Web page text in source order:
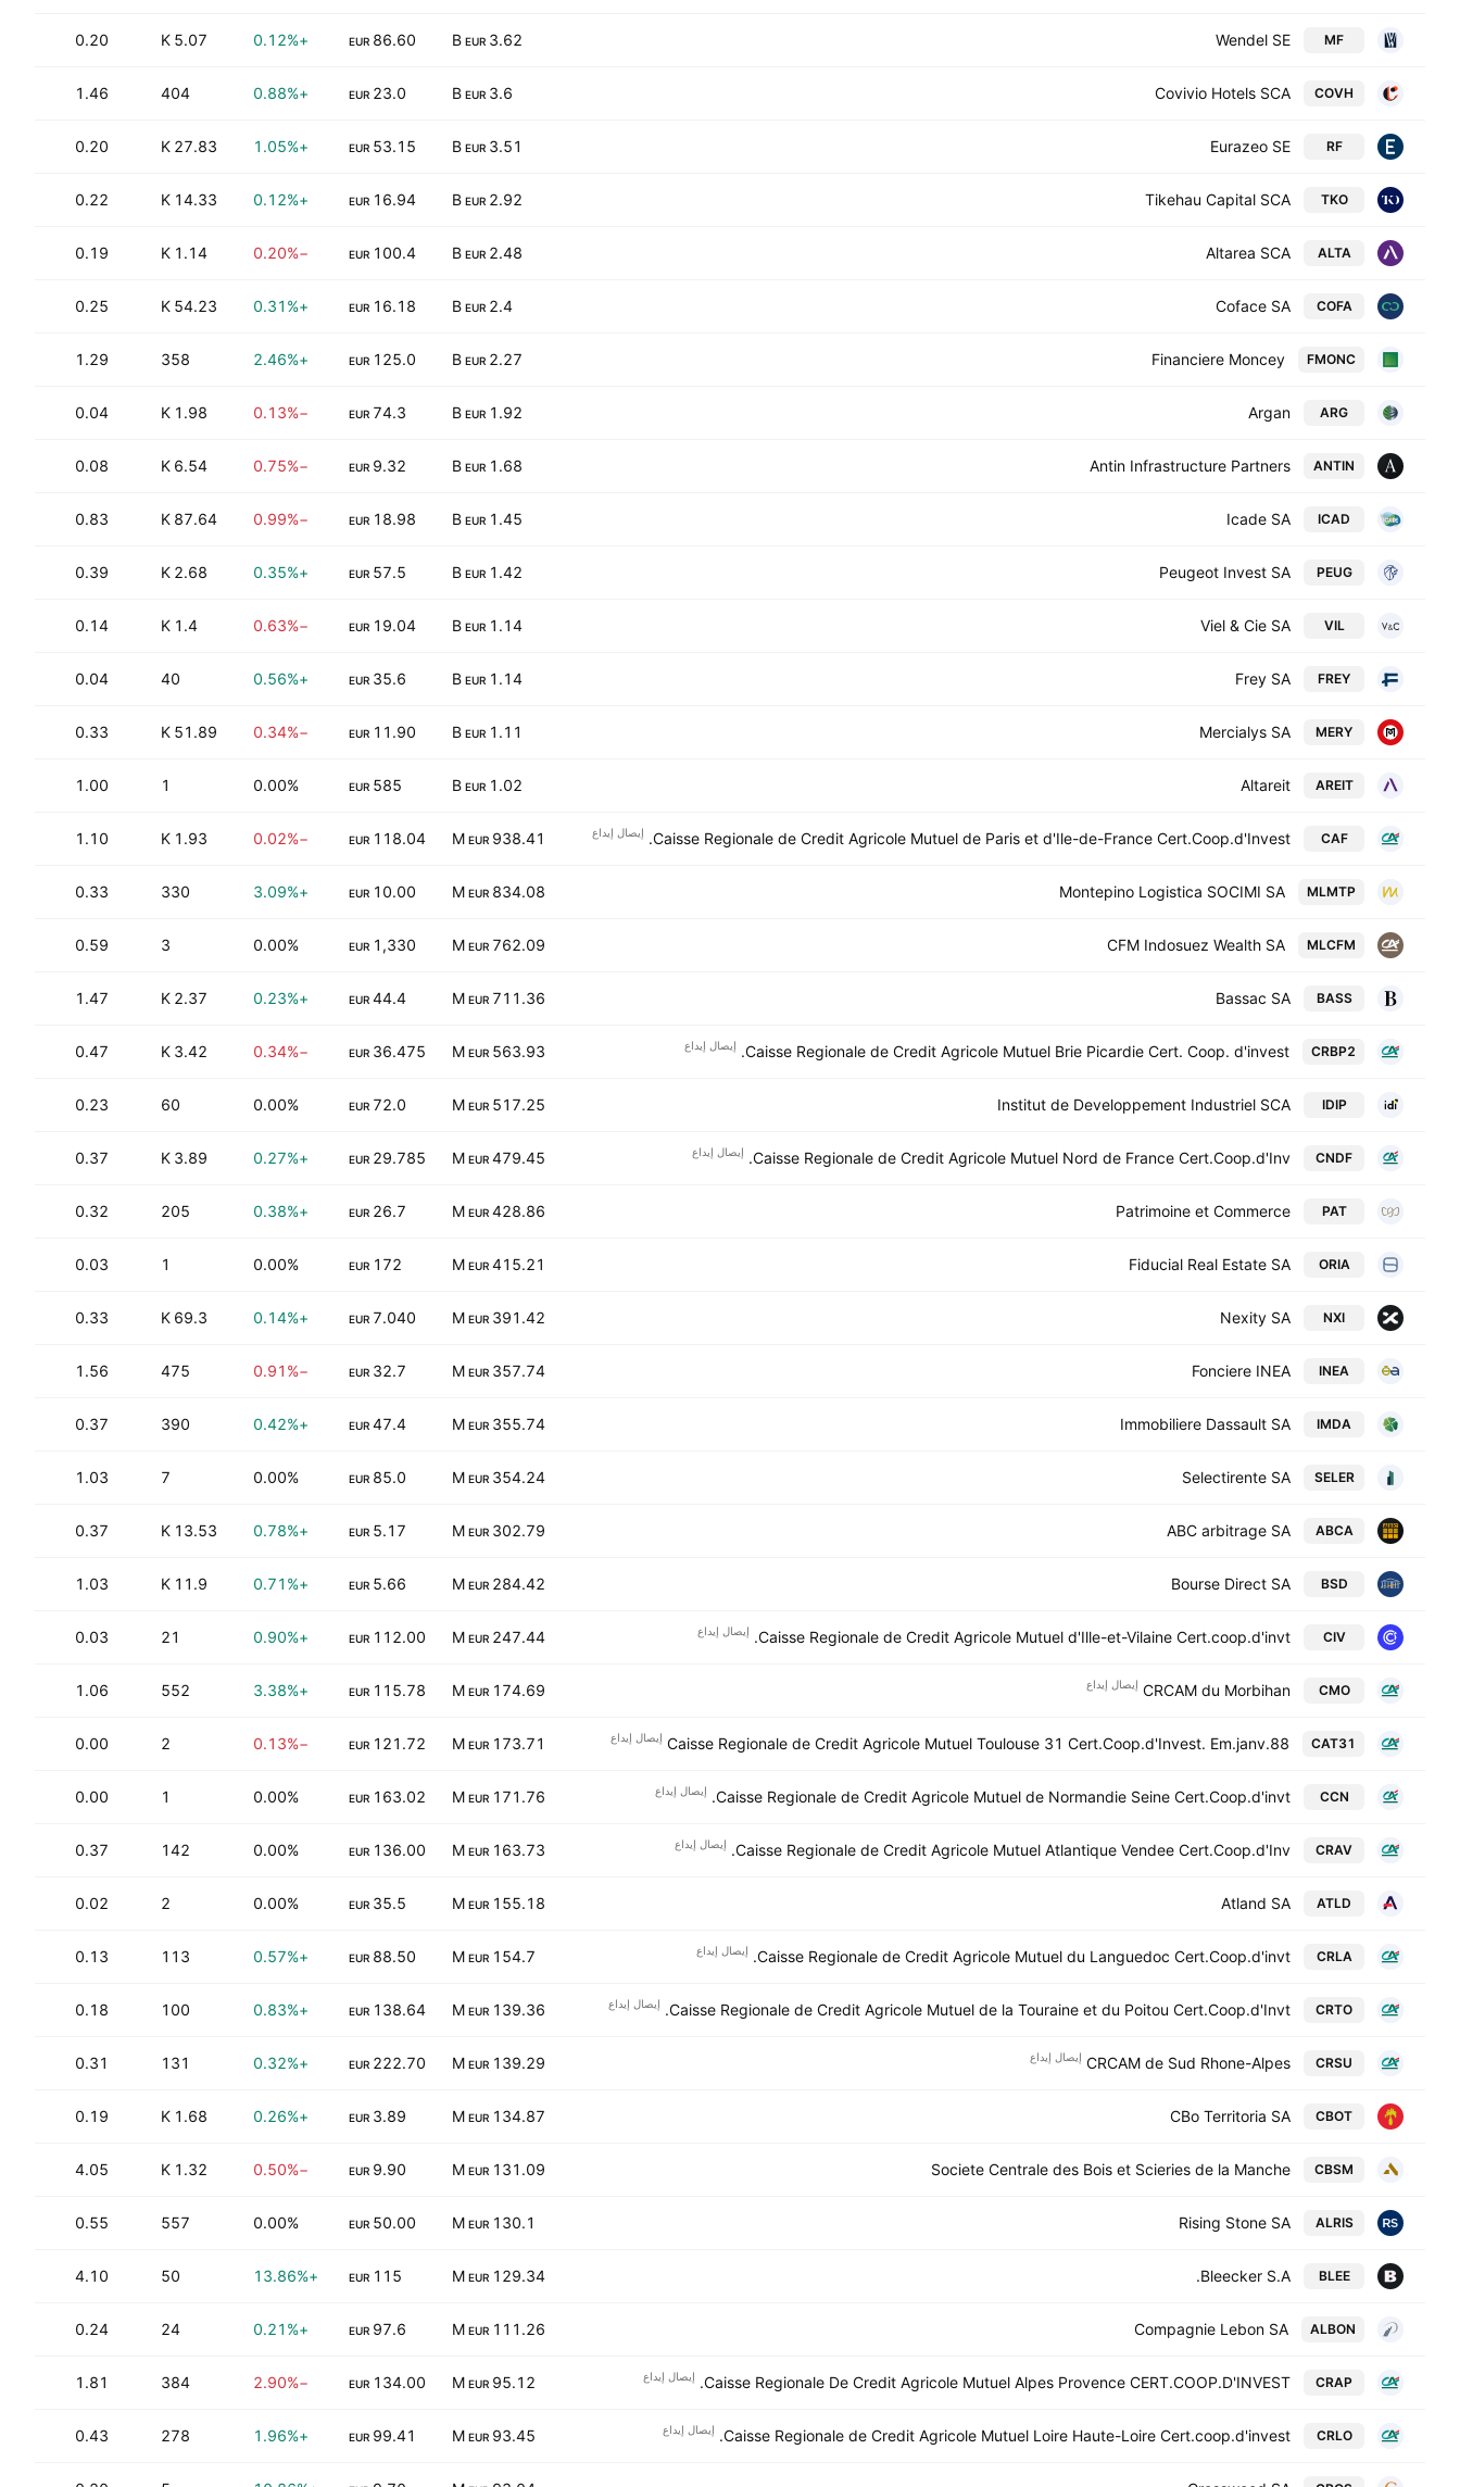
MF
Wendel SE
3.62 B
EUR
86.60
EUR
+0.12%
5.07 K
0.20
COVH
Covivio Hotels SCA
3.6 B
EUR
23.0
EUR
+0.88%
404
1.46
RF
Eurazeo SE
3.51 B
EUR
53.15
EUR
+1.05%
27.83 K
0.20
TKO
Tikehau Capital SCA
2.92 B
EUR
16.94
EUR
+0.12%
14.33 K
0.22
ALTA
Altarea SCA
2.48 B
EUR
100.4
EUR
−0.20%
1.14 K
0.19
COFA
Coface SA
2.4 B
EUR
16.18
EUR
+0.31%
54.23 K
0.25
FMONC
Financiere Moncey
2.27 B
EUR
125.0
EUR
+2.46%
358
1.29
ARG
Argan
1.92 B
EUR
74.3
EUR
−0.13%
1.98 K
0.04
ANTIN
Antin Infrastructure Partners
1.68 B
EUR
9.32
EUR
−0.75%
6.54 K
0.08
ICAD
Icade SA
1.45 B
EUR
18.98
EUR
−0.99%
87.64 K
0.83
PEUG
Peugeot Invest SA
1.42 B
EUR
57.5
EUR
+0.35%
2.68 K
0.39
VIL
Viel & Cie SA
1.14 B
EUR
19.04
EUR
−0.63%
1.4 K
0.14
FREY
Frey SA
1.14 B
EUR
35.6
EUR
+0.56%
40
0.04
MERY
Mercialys SA
1.11 B
EUR
11.90
EUR
−0.34%
51.89 K
0.33
AREIT
Altareit
1.02 B
EUR
585
EUR
0.00%
1
1.00
CAF
Caisse Regionale de Credit Agricole Mutuel de Paris et d'Ile-de-France Cert.Coop.d'Invest. إيصال إيداع 938.41 M
EUR
118.04
EUR
−0.02%
1.93 K
1.10
MLMTP
Montepino Logistica SOCIMI SA
834.08 M
EUR
10.00
EUR
+3.09%
330
0.33
MLCFM
CFM Indosuez Wealth SA
762.09 M
EUR
1,330
EUR
0.00%
3
0.59
BASS
Bassac SA
711.36 M
EUR
44.4
EUR
+0.23%
2.37 K
1.47
CRBP2
Caisse Regionale de Credit Agricole Mutuel Brie Picardie Cert. Coop. d'invest. إيصال إيداع 563.93 M
EUR
36.475
EUR
−0.34%
3.42 K
0.47
IDIP
Institut de Developpement Industriel SCA
517.25 M
EUR
72.0
EUR
0.00%
60
0.23
CNDF
Caisse Regionale de Credit Agricole Mutuel Nord de France Cert.Coop.d'Inv. إيصال إيداع 479.45 M
EUR
29.785
EUR
+0.27%
3.89 K
0.37
PAT
Patrimoine et Commerce
428.86 M
EUR
26.7
EUR
+0.38%
205
0.32
ORIA
Fiducial Real Estate SA
415.21 M
EUR
172
EUR
0.00%
1
0.03
NXI
Nexity SA
391.42 M
EUR
7.040
EUR
+0.14%
69.3 K
0.33
INEA
Fonciere INEA
357.74 M
EUR
32.7
EUR
−0.91%
475
1.56
IMDA
Immobiliere Dassault SA
355.74 M
EUR
47.4
EUR
+0.42%
390
0.37
SELER
Selectirente SA
354.24 M
EUR
85.0
EUR
0.00%
7
1.03
ABCA
ABC arbitrage SA
302.79 M
EUR
5.17
EUR
+0.78%
13.53 K
0.37
BSD
Bourse Direct SA
284.42 M
EUR
5.66
EUR
+0.71%
11.9 K
1.03
CIV
Caisse Regionale de Credit Agricole Mutuel d'Ille-et-Vilaine Cert.coop.d'invt. إيصال إيداع 247.44 M
EUR
112.00
EUR
+0.90%
21
0.03
CMO
CRCAM du Morbihan إيصال إيداع 174.69 M
EUR
115.78
EUR
+3.38%
552
1.06
CAT31
Caisse Regionale de Credit Agricole Mutuel Toulouse 31 Cert.Coop.d'Invest. Em.janv.88 إيصال إيداع 173.71 M
EUR
121.72
EUR
−0.13%
2
0.00
CCN
Caisse Regionale de Credit Agricole Mutuel de Normandie Seine Cert.Coop.d'invt. إيصال إيداع 171.76 M
EUR
163.02
EUR
0.00%
1
0.00
CRAV
Caisse Regionale de Credit Agricole Mutuel Atlantique Vendee Cert.Coop.d'Inv. إيصال إيداع 163.73 M
EUR
136.00
EUR
0.00%
142
0.37
ATLD
Atland SA
155.18 M
EUR
35.5
EUR
0.00%
2
0.02
CRLA
Caisse Regionale de Credit Agricole Mutuel du Languedoc Cert.Coop.d'invt. إيصال إيداع 154.7 M
EUR
88.50
EUR
+0.57%
113
0.13
CRTO
Caisse Regionale de Credit Agricole Mutuel de la Touraine et du Poitou Cert.Coop.d'Invt. إيصال إيداع 139.36 M
EUR
138.64
EUR
+0.83%
100
0.18
CRSU
CRCAM de Sud Rhone-Alpes إيصال إيداع 139.29 M
EUR
222.70
EUR
+0.32%
131
0.31
CBOT
CBo Territoria SA
134.87 M
EUR
3.89
EUR
+0.26%
1.68 K
0.19
CBSM
Societe Centrale des Bois et Scieries de la Manche
131.09 M
EUR
9.90
EUR
−0.50%
1.32 K
4.05
ALRIS
Rising Stone SA
130.1 M
EUR
50.00
EUR
0.00%
557
0.55
BLEE
Bleecker S.A.
129.34 M
EUR
115
EUR
+13.86%
50
4.10
ALBON
Compagnie Lebon SA
111.26 M
EUR
97.6
EUR
+0.21%
24
0.24
CRAP
Caisse Regionale De Credit Agricole Mutuel Alpes Provence CERT.COOP.D'INVEST. إيصال إيداع 95.12 M
EUR
134.00
EUR
−2.90%
384
1.81
CRLO
Caisse Regionale de Credit Agricole Mutuel Loire Haute-Loire Cert.coop.d'invest. إيصال إيداع 93.45 M
EUR
99.41
EUR
+1.96%
278
0.43